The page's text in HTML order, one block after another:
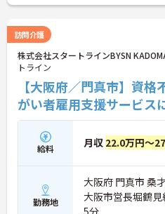
訪問介護
株式会社スタートラインBYSN
トライン
【大阪府／門真市】資
がい者雇用支援サービス
給料 月収 22.0万円～
勤務地
大阪府 門真市 桑
大阪市営長堀鶴